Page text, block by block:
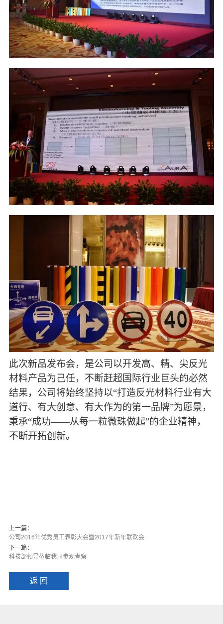
此次新品发布会，是公司以开发高、精、尖反光
材料产品为己任，不断赶超国际行业巨头的必然
结果， 公司将始终坚持以“打造反光材料行业有大
道行、有大创意、有大作为的第一品牌”为愿景，
秉承“成功——从每一粒微珠做起”的企业精神，
不断开拓创新。
上一篇：
公司2016年优秀员工表彰大会暨2017年新年联欢会
下一篇：
科技部领导莅临我司参观考察
返 回